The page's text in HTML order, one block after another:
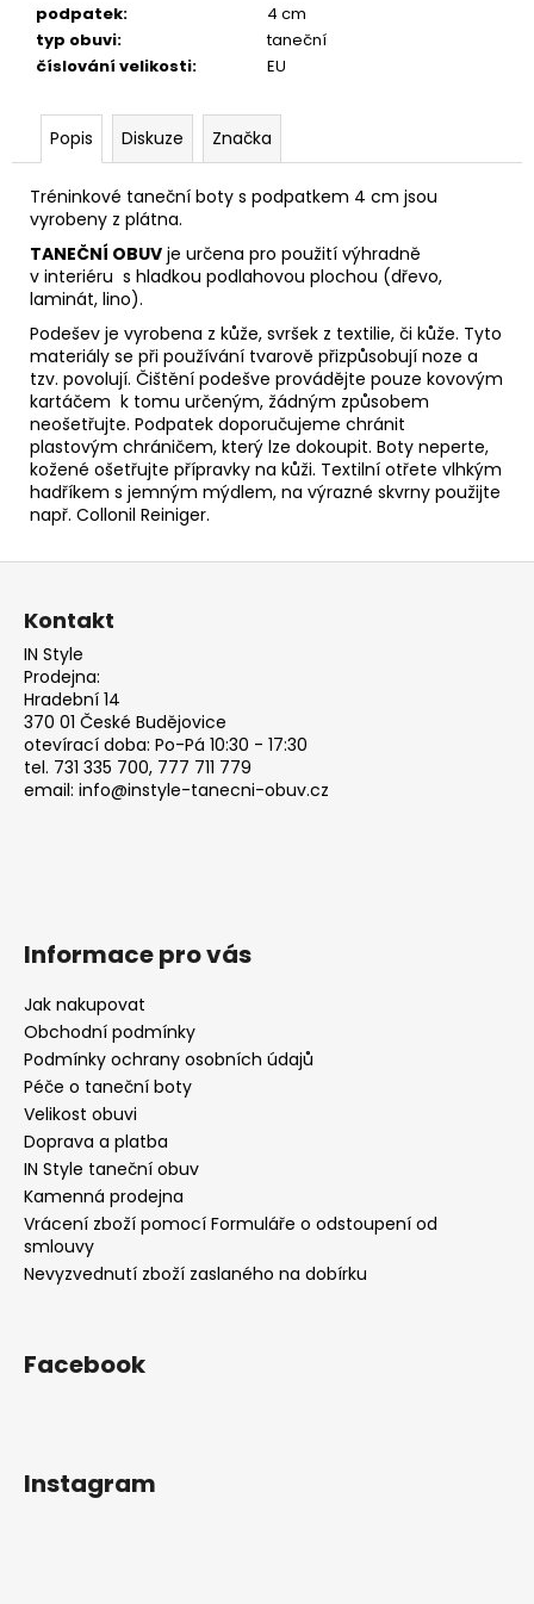
podpatek:
4 cm
typ obuvi:
taneční
číslování velikosti: EU
Popis Diskuze Značka
Tréninkové taneční boty s podpatkem 4 cm jsou
vyrobeny z plátna.
TANEČNÍ OBUV je určena pro použití výhradně
v interiéru s hladkou podlahovou plochou (dřevo,
laminát, lino).
Podešev je vyrobena z kůže, svršek z textilie, či kůže. Tyto
materiály se při používání tvarově přizpůsobují noze a
tzv. povolují. Čištění podešve provádějte pouze kovovým
kartáčem k tomu určeným, žádným způsobem
neošetřujte. Podpatek doporučujeme chránit
plastovým chráničem, který lze dokoupit. Boty neperte,
kožené ošetřujte přípravky na kůži. Textilní otřete vlhkým
hadříkem s jemným mýdlem, na výrazné skvrny použijte
např. Collonil Reiniger.
Z
Kontakt
IN Style
Prodejna:
Hradební 14
370 01 České Budějovice
otevírací doba: Po-Pá 10:30 - 17:30
tel. 731 335 700, 777 711 779
email: info@instyle-tanecni-obuv.cz
Informace pro vás
Jak nakupovat
Obchodní podmínky
Podmínky ochrany osobních údajů
Péče o taneční boty
Velikost obuvi
Doprava a platba
IN Style taneční obuv
Kamenná prodejna
Vrácení zboží pomocí Formuláře o odstoupení od
smlouvy
Nevyzvednutí zboží zaslaného na dobírku
Facebook
Instagram